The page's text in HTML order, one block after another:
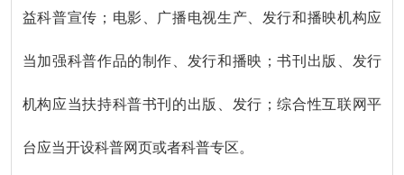
益科普宣传；电影、广播电视生产、发行和播映机构应
当加强科普作品的制作、发行和播映；书刊出版、发行
机构应当扶持科普书刊的出版、发行；综合性互联网平
台应当开设科普网页或者科普专区。